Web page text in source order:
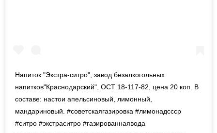
Напиток "Экстра-ситро", завод безалкогольных
напитков"Краснодарский", ОСТ 18-117-82, цена 20 коп. В
составе: настои апельсиновый, лимонный,
мандариновый. #советскаягазировка #лимонадссср
#ситро #экстраситро #газированнаявода